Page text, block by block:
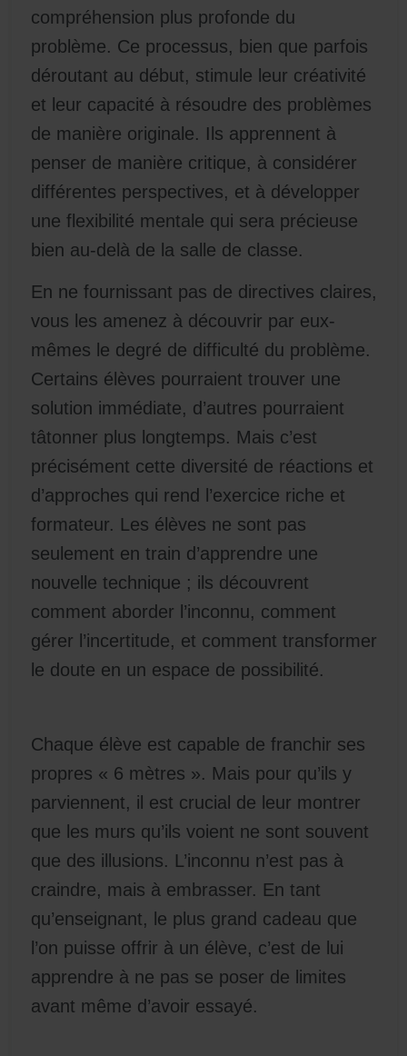
compréhension plus profonde du
problème. Ce processus, bien que parfois
déroutant au début, stimule leur créativité
et leur capacité à résoudre des problèmes
de manière originale. Ils apprennent à
penser de manière critique, à considérer
différentes perspectives, et à développer
une flexibilité mentale qui sera précieuse
bien au-delà de la salle de classe.
En ne fournissant pas de directives claires,
vous les amenez à découvrir par eux-
mêmes le degré de difficulté du problème.
Certains élèves pourraient trouver une
solution immédiate, d’autres pourraient
tâtonner plus longtemps. Mais c’est
précisément cette diversité de réactions et
d’approches qui rend l’exercice riche et
formateur. Les élèves ne sont pas
seulement en train d’apprendre une
nouvelle technique ; ils découvrent
comment aborder l’inconnu, comment
gérer l’incertitude, et comment transformer
le doute en un espace de possibilité.
Chaque élève est capable de franchir ses
propres « 6 mètres ». Mais pour qu’ils y
parviennent, il est crucial de leur montrer
que les murs qu’ils voient ne sont souvent
que des illusions. L’inconnu n’est pas à
craindre, mais à embrasser. En tant
qu’enseignant, le plus grand cadeau que
l’on puisse offrir à un élève, c’est de lui
apprendre à ne pas se poser de limites
avant même d’avoir essayé.